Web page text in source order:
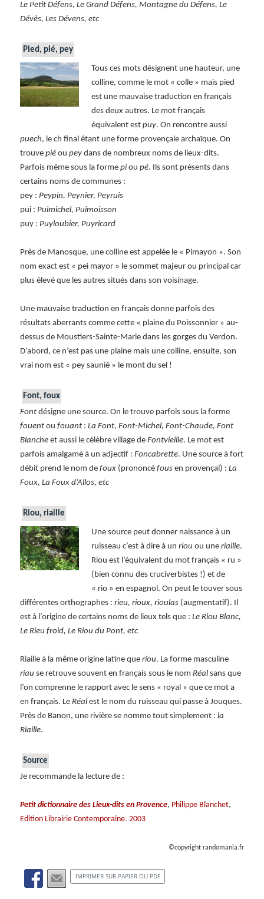
Le Petit Défens, Le Grand Défens, Montagne du Défens, Le
Dévès, Les Dévens, etc
Pied, pié, pey
Tous ces mots désignent une hauteur, une
colline, comme le mot « colle » mais pied
est une mauvaise traduction en français
des deux autres. Le mot français
équivalent est puy. On rencontre aussi
puech, le ch final étant une forme provençale archaïque. On
trouvepié oupey dans de nombreux noms de lieux-dits.
Parfois même sous la formepi oupé. Ils sont présents dans
certains noms de communes :
pey :Peypin, Peynier, Peyruis
pui :Puimichel, Puimoisson
puy :Puyloubier, Puyricard
Près de Manosque, une colline est appelée le « Pimayon ». Son
nom exact est « pei mayor » le sommet majeur ou principal car
plus élevé que les autres situés dans son voisinage.
Une mauvaise traduction en français donne parfois des
résultats aberrants comme cette « plaine du Poissonnier » au-
dessus de Moustiers-Sainte-Marie dans les gorges du Verdon.
D’abord, ce n’est pas une plaine mais une colline, ensuite, son
vrai nom est « pey saunié » le mont du sel !
Font, foux
Font désigne une source. On le trouve parfois sous la forme
fouent oufouant :La Font, Font-Michel, Font-Chaude, Font
Blanche et aussi le célèbre village deFontvieille. Le mot est
parfois amalgamé à un adjectif :Foncabrette. Une source à fort
débit prend le nom defoux (prononcéfous en provençal) :La
Foux, La Foux d’Allos, etc
Riou, riaille
Une source peut donner naissance à un
ruisseau c’est à dire à un riou ou une riaille.
Riou est l’équivalent du mot français « ru »
(bien connu des cruciverbistes !) et de
« rio » en espagnol. On peut le touver sous
différentes orthographes :rieu, rioux, rioulas (augmentatif). Il
est à l’origine de certains noms de lieux tels que :Le Riou Blanc,
Le Rieu froid, Le Riou du Pont, etc
Riaille à la même origine latine queriou. La forme masculine
riau se retrouve souvent en français sous le nomRéal sans que
l’on comprenne le rapport avec le sens « royal » que ce mot a
en français. LeRéal est le nom du ruisseau qui passe à Jouques.
Près de Banon, une rivière se nomme tout simplement :la
Riaille.
Source
Je recommande la lecture de :
Petit dictionnaire des Lieux-dits en Provence, Philippe Blanchet,
Edition Librairie Contemporaine. 2003
©copyright randomania.fr
IMPRIMER SUR PAPIER OU PDF